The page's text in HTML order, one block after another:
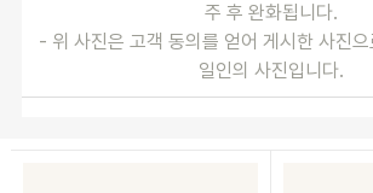
주 후 완화됩니다.
- 위 사진은 고객 동의를 얻어 게시한 사진
일인의 사진입니다.